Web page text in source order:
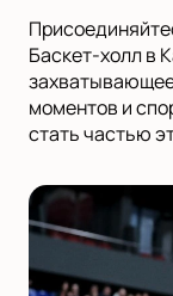
Баскет-холл в
моментов и
стать частью